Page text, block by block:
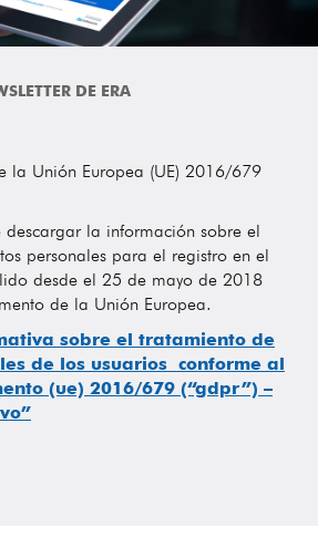
DE ERA
la Unión Europea (UE) 2016/679
la información sobre el
personales para el registro en el
desde el 25 de mayo de 2018
de la Unión Europea.
sobre el tratamiento de
de los usuarios conforme al
(ue) 2016/679 (“gdpr”) –